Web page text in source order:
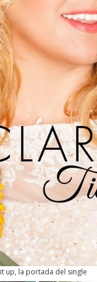
up, la portada del single